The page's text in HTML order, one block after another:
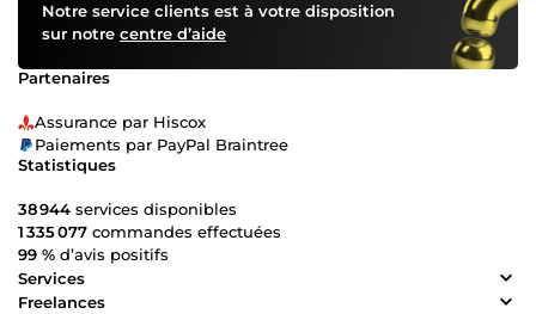
Notre service clients est à votre disposition
sur notre centre d’aide
Partenaires
Assurance par Hiscox
Paiements par PayPal Braintree
Statistiques
38 944 services disponibles
1 335 077 commandes effectuées
99 % d’avis positifs
Services
Freelances